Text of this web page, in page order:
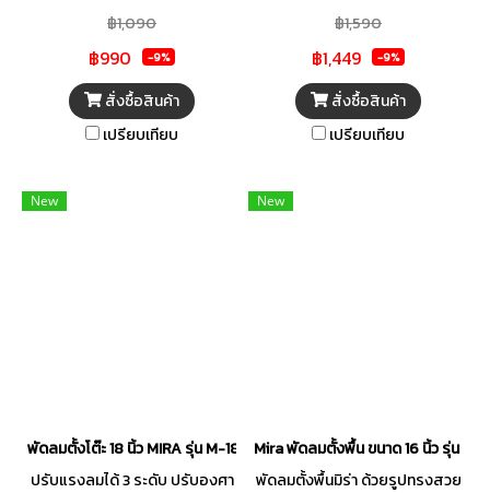
ส่งแรงลมที่มีประสิทธิภาพ มา
พร้อมนวัตกรรมตะแกรง Turbo
Hybrid Grid ลิขสิทธิ์เฉพาะที่
จัดการทิศทางลมได้อย่างแม่นยำ
ทั้งโซนกึ่งกลางที่รีดลมให้พุ่งตรง
กระจายลมให้แผ่กว้างเย็นทั่วถึงทุก
฿1,090
฿990 -9%
สั่งซื้อสินค้า
เปรียบเทียบ
ระบบตัดไฟอัตโนมัติ Thermal
Fuse มอเตอร์ประสิทธิภาพสูง
ด้วยระบบหล่อลื่น Ball Bearing
ผ่านกระบวนการผลิตที่ได้รับการ
รับรองมาตรฐานระบบ ISO 9001
ปลอดภัย มอก.934-2558 จาก
฿1,590
฿1,449 -9%
สั่งซื้อสินค้า
เปรียบเทียบ
New
พัดลมตั้งโต๊ะ 18 นิ้ว MIRA รุ่น M-1813
ปรับแรงลมได้ 3 ระดับ ปรับองศา
New
Mira พัดลมตั้งพื้น ขนาด 16 นิ้ว รุ่น M-
พัดลมตั้งพื้นมิร่า ด้วยรูปทรงสวย